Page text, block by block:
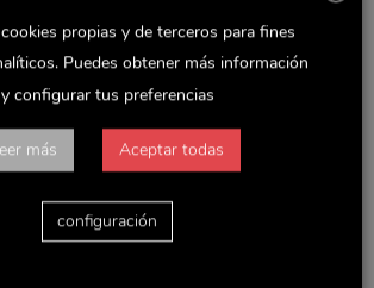
para el personal de Delaviuda.
usuario y podrás consultar todas las
empresa, actualizaciones de Recursos
propias y de terceros para fines
Puedes obtener más información
y configurar tus preferencias
más Aceptar todas
configuración